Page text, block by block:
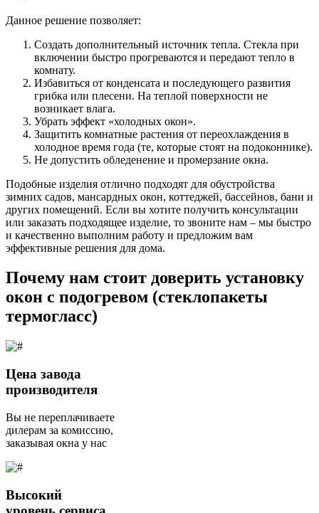
Данное решение позволяет:
Создать дополнительный источник тепла. Стекла при
включении быстро прогреваются и передают тепло в
комнату.
Избавиться от конденсата и последующего развития
грибка или плесени. На теплой поверхности не
возникает влага.
Убрать эффект «холодных окон».
Защитить комнатные растения от переохлаждения в
холодное время года (те, которые стоят на подоконнике).
Не допустить обледенение и промерзание окна.
Подобные изделия отлично подходят для обустройства
зимних садов, мансардных окон, коттеджей, бассейнов, бани и
других помещений. Если вы хотите получить консультации
или заказать подходящее изделие, то звоните нам – мы быстро
и качественно выполним работу и предложим вам
эффективные решения для дома.
Почему нам стоит доверить установку
окон с подогревом (стеклопакеты
термогласс)
Цена завода
производителя
Вы не переплачиваете
дилерам за комиссию,
заказывая окна у нас
Высокий